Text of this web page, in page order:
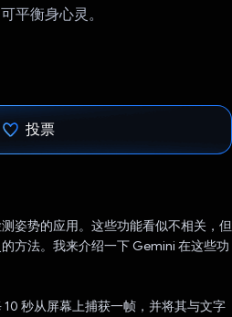
平衡身心灵。
投票
姿势的应用。这些功能看似不相关，但
方法。我来介绍一下 Gemini 在这些功
秒从屏幕上捕获一帧，并将其与文字